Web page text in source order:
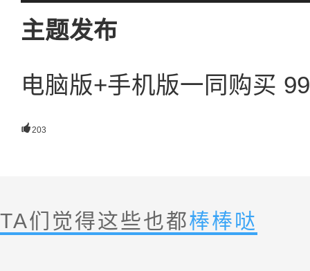
主题发布
电脑版+手机版一同购买
203
TA们觉得这些也都棒棒哒